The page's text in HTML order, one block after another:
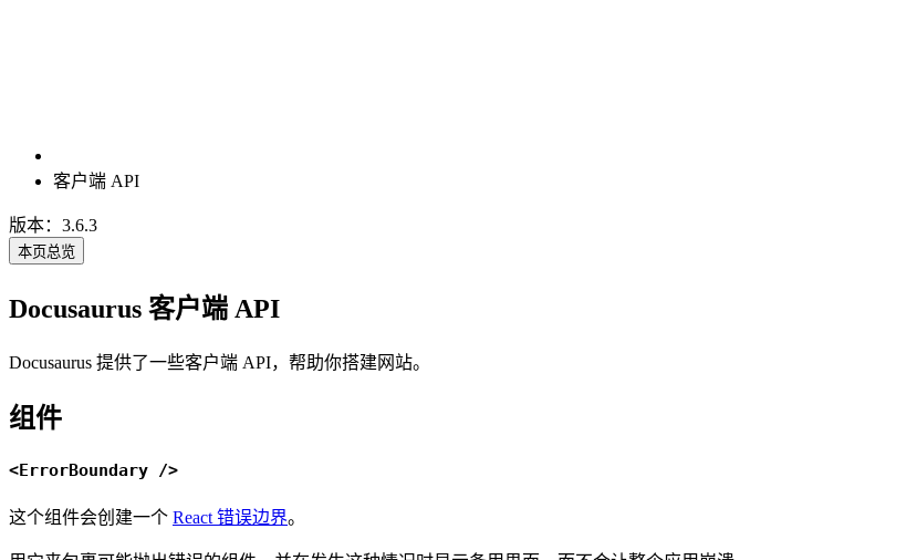
客户端 API
版本：3.6.3
本页总览
Docusaurus 客户端 API
Docusaurus 提供了一些客户端 API，帮助你搭建网站。
组件
<ErrorBoundary />
这个组件会创建一个 React 错误边界。